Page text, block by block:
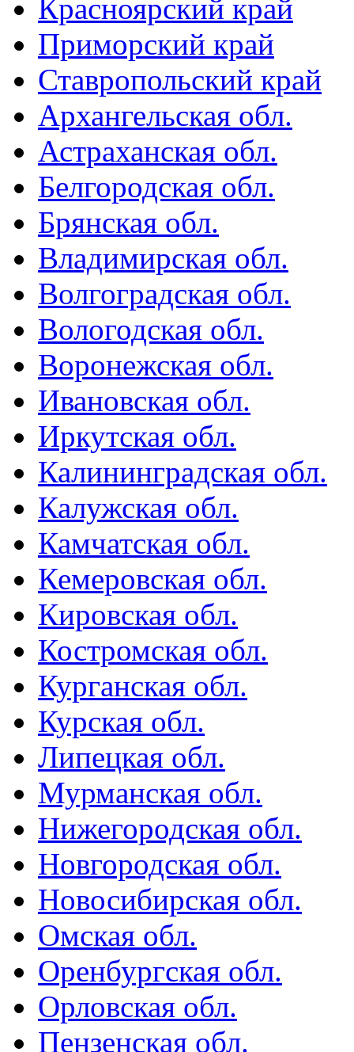
Красноярский край
Приморский край
Ставропольский край
Архангельская обл.
Астраханская обл.
Белгородская обл.
Брянская обл.
Владимирская обл.
Волгоградская обл.
Вологодская обл.
Воронежская обл.
Ивановская обл.
Иркутская обл.
Калининградская обл.
Калужская обл.
Камчатская обл.
Кемеровская обл.
Кировская обл.
Костромская обл.
Курганская обл.
Курская обл.
Липецкая обл.
Мурманская обл.
Нижегородская обл.
Новгородская обл.
Новосибирская обл.
Омская обл.
Оренбургская обл.
Орловская обл.
Пензенская обл.